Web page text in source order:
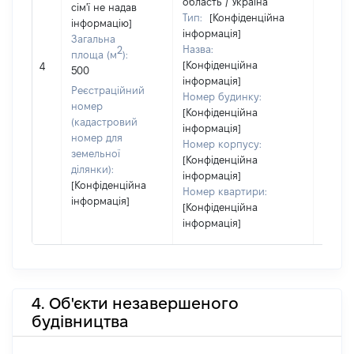
4
сім'ї не надав
інформацію]
Загальна
площа (м2):
500
Реєстраційний
номер
(кадастровий
номер для
земельної
ділянки):
[Конфіденційна
інформація]
Тип:
[Конфіденційна
інформація]
Назва:
[Конфіденційна
інформація]
Номер будинку:
[Конфіденційна
інформація]
Номер корпусу:
[Конфіденційна
інформація]
Номер квартири:
[Конфіденційна
інформація]
4. Об'єкти незавершеного
будівництва